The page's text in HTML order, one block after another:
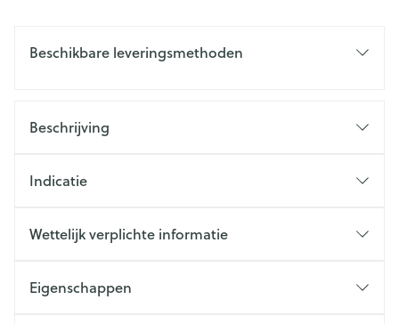
Beschikbare leveringsmethoden
Beschrijving
Indicatie
Wettelijk verplichte informatie
Eigenschappen